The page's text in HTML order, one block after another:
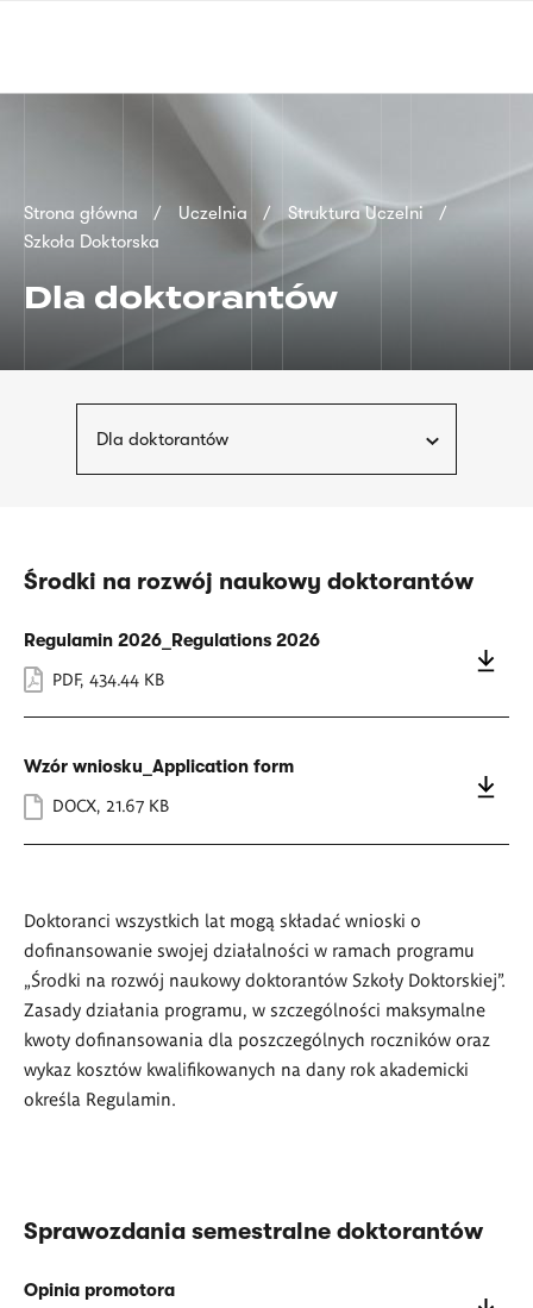
Ścieżka
nawigacyjna
Strona główna Uczelnia
Struktura Uczelni
Szkoła Doktorska
Dla doktorantów
Dla doktorantów
Środki na rozwój naukowy doktorantów
Regulamin 2026_Regulations 2026
PDF, 434.44 KB
Wzór wniosku_Application form
DOCX, 21.67 KB
Doktoranci wszystkich lat mogą składać wnioski o
dofinansowanie swojej działalności w ramach programu
„Środki na rozwój naukowy doktorantów Szkoły Doktorskiej”.
Zasady działania programu, w szczególności maksymalne
kwoty dofinansowania dla poszczególnych roczników oraz
wykaz kosztów kwalifikowanych na dany rok akademicki
określa Regulamin.
Sprawozdania semestralne doktorantów
Opinia promotora